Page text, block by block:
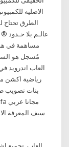
الطرق تحتاج
مُسجل هو
العاب اندرويد
رياضية اكشن
بنات تصويب
سيف المعرفة